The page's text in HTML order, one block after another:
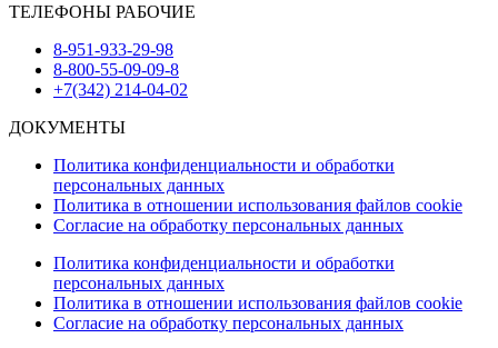
ТЕЛЕФОНЫ РАБОЧИЕ
8-951-933-29-98
8-800-55-09-09-8
+7(342) 214-04-02
ДОКУМЕНТЫ
Политика конфиденциальности и обработки
персональных данных
Политика в отношении использования файлов cookie
Согласие на обработку персональных данных
Политика конфиденциальности и обработки
персональных данных
Политика в отношении использования файлов cookie
Согласие на обработку персональных данных